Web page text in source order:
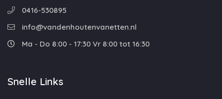
0416-530895
info@vandenhoutenvanetten.nl
Ma - Do 8:00 - 17:30 Vr 8:00 tot 16:30
Snelle Links